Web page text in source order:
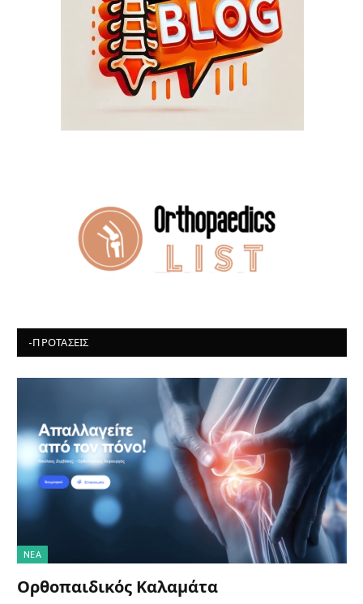
-ΠΡΟΤΆΣΕΙΣ
NΈΑ
Ορθοπαιδικός Καλαμάτα